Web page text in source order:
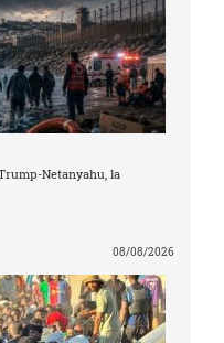
Netanyahu, la
08/08/2026